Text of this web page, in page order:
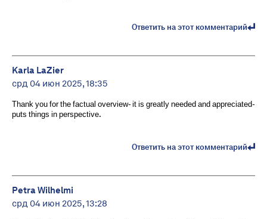
Ответить на этот комментарий
Karla LaZier
срд 04 июн 2025, 18:35
Thank you for the factual overview- it is greatly needed and appreciated-
puts things in perspective.
Ответить на этот комментарий
Petra Wilhelmi
срд 04 июн 2025, 13:28